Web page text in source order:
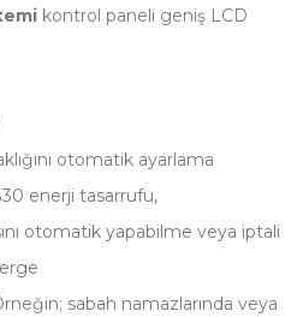
kontrol paneli geniş LCD
otomatik ayarlama
enerji tasarrufu,
otomatik yapabilme veya iptali
sabah namazlarında veya